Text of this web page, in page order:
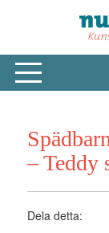
– Teddy
Dela detta: